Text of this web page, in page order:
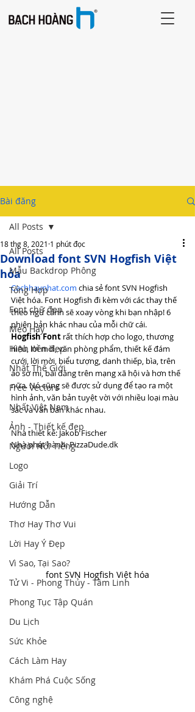
Bài đăng
All Posts
Mẫu Backdrop Phông
Tổng Hợp
Font chữ đẹp
Mẹo Hay
Hình nền đẹp
Nhất Thế Giới
Free Vectors
Nhất Việt Nam
Ảnh - Thiết kế đẹp
Người Nổi Tiếng
Logo
Giải Trí
Hướng Dẫn
Thơ Hay Thơ Vui
Lời Hay Ý Đẹp
Vì Sao, Tại Sao?
Tử Vi - Phong Thủy - Tâm Linh
Phong Tục Tập Quán
Du Lịch
Sức Khỏe
Cách Làm Hay
Khám Phá Cuộc Sống
Công nghệ
All Posts
Download font SVN Hogfish Việt
hóa
18 thg 8, 2021 1 phút đọc
Cachhaynhat.com chia sẻ font SVN Hogfish
Việt hóa. Font Hogfish đi kèm với các thay thế
theo ngữ cảnh sẽ xoay vòng khi bạn nhập! 6
phiên bản khác nhau của mỗi chữ cái.
Hogfish Font rất thích hợp cho logo, thương
hiệu, lời mời, văn phòng phẩm, thiết kế đám
cưới, lời mời, biểu tượng, danh thiếp, bìa, trên
áo sơ mi, bài đăng trên mạng xã hội và hơn thế
nữa. Nó cũng sẽ được sử dụng để tạo ra một
hình ảnh, văn bản tuyệt vời với nhiều loại màu
sắc và văn bản khác nhau.
Nhà thiết kế: Jakob Fischer
Nhà phát hành: PizzaDude.dk
font SVN Hogfish Việt hóa